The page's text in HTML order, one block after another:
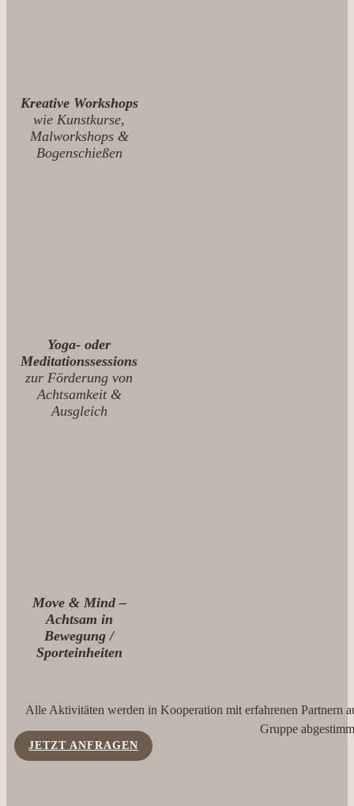
Kreative Workshops
wie Kunstkurse,
Malworkshops &
Bogenschießen
Yoga- oder
Meditationssessions
zur Förderung von
Achtsamkeit &
Ausgleich
Move & Mind –
Achtsam in
Bewegung /
Sporteinheiten
Alle Aktivitäten werden in Kooperation mit erfahrenen Partnern
Gruppe
JETZT ANFRAGEN